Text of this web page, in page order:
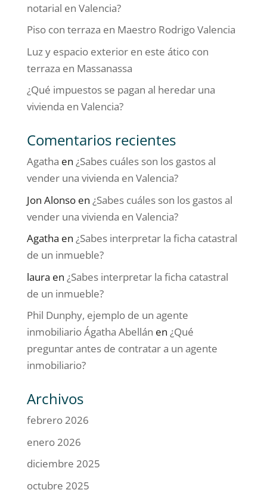
notarial en Valencia?
Piso con terraza en Maestro Rodrigo Valencia
Luz y espacio exterior en este ático con
terraza en Massanassa
¿Qué impuestos se pagan al heredar una
vivienda en Valencia?
Comentarios recientes
Agatha en ¿Sabes cuáles son los gastos al
vender una vivienda en Valencia?
Jon Alonsoen ¿Sabes cuáles son los gastos al
vender una vivienda en Valencia?
Agatha en ¿Sabes interpretar la ficha catastral
de un inmueble?
laura en ¿Sabes interpretar la ficha catastral
de un inmueble?
Phil Dunphy, ejemplo de un agente
inmobiliario Ágatha Abellán en ¿Qué
preguntar antes de contratar a un agente
inmobiliario?
Archivos
febrero 2026
enero 2026
diciembre 2025
octubre 2025